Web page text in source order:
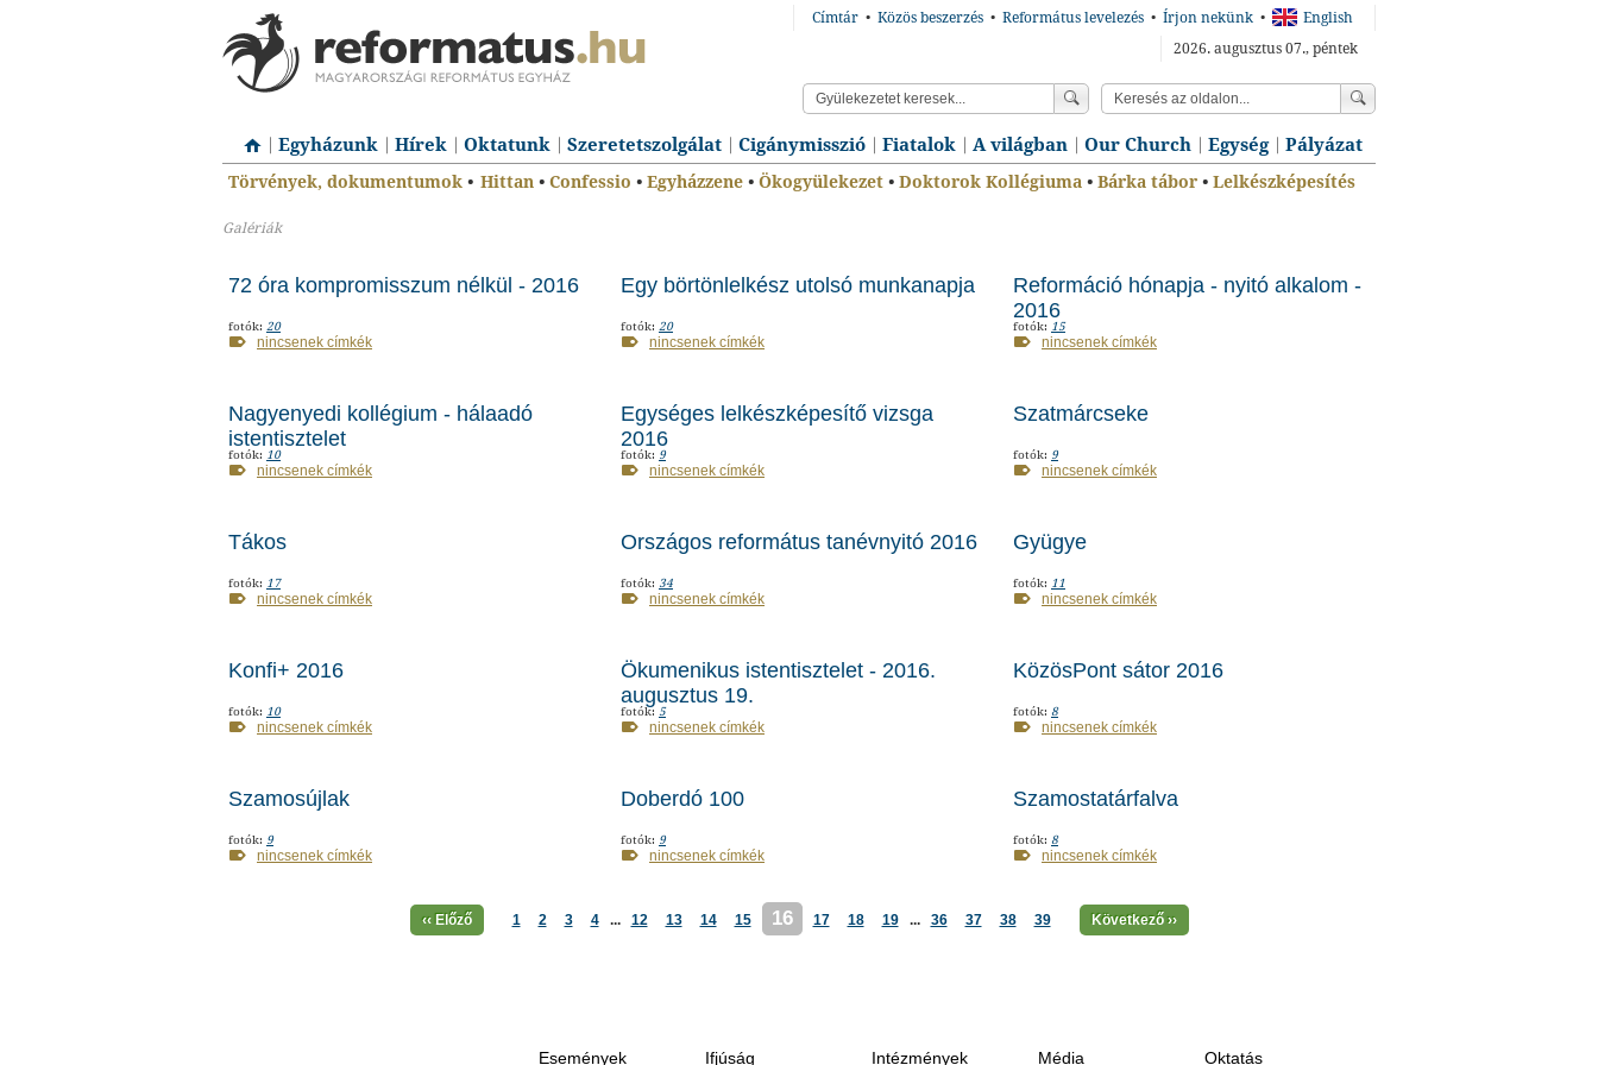
Címtár • Közös beszerzés • Református levelezés • Írjon nekünk •
English
2026. augusztus 07., péntek
Egyházunk Hírek Oktatunk Szeretetszolgálat Cigánymisszió Fiatalok A világban Our Church Egység Pályázat
Törvények, dokumentumok • Hittan • Confessio • Egyházzene • Ökogyülekezet • Doktorok Kollégiuma • Bárka tábor • Lelkészképesítés
Galériák
72 óra kompromisszum nélkül - 2016
fotók: 20
nincsenek címkék
Egy börtönlelkész utolsó munkanapja
fotók: 20
nincsenek címkék
Reformáció hónapja - nyitó alkalom -
2016
fotók: 15
nincsenek címkék
Nagyenyedi kollégium - hálaadó
istentisztelet
fotók: 10
nincsenek címkék
Egységes lelkészképesítő vizsga
2016
fotók: 9
nincsenek címkék
Szatmárcseke
fotók: 9
nincsenek címkék
Tákos
fotók: 17
nincsenek címkék
Országos református tanévnyitó 2016
fotók: 34
nincsenek címkék
Gyügye
fotók: 11
nincsenek címkék
Konfi+ 2016
fotók: 10
nincsenek címkék
Ökumenikus istentisztelet - 2016.
augusztus 19.
fotók: 5
nincsenek címkék
KözösPont sátor 2016
fotók: 8
nincsenek címkék
Szamosújlak
fotók: 9
nincsenek címkék
Doberdó 100
fotók: 9
nincsenek címkék
Szamostatárfalva
fotók: 8
nincsenek címkék
‹‹ Előző 1 2 3 4 ... 12 13 14 15 16 17 18 19 ... 36 37 38 39 Következő ››
Események Ifjúság Intézmények Média Oktatás